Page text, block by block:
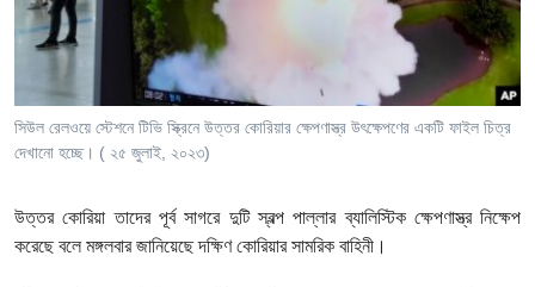
Learning English
FOLLOW US
অন্য ভাষায় ওয়েব সাইট
সিউল রেলওয়ে স্টেশনে টিভি স্ক্রিনে উত্তর কোরিয়ার ক্ষেপণাস্ত্র উৎক্ষেপণের একটি ফাইল চিত্র
দেখানো হচ্ছে। ( ২৫ জুলাই, ২০২৩)
উত্তর কোরিয়া তাদের পূর্ব সাগরে দুটি স্বল্প পাল্লার ব্যালিস্টিক ক্ষেপণাস্ত্র নিক্ষেপ
করেছে বলে মঙ্গলবার জানিয়েছে দক্ষিণ কোরিয়ার সামরিক বাহিনী।